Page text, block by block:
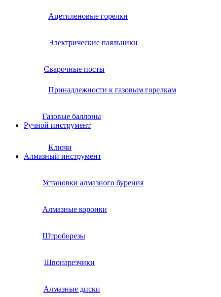
Ацетиленовые горелки
Электрические паяльники
Сварочные посты
Принадлежности к газовым горелкам
Газовые баллоны
Ручной инструмент
Ключи
Алмазный инструмент
Установки алмазного бурения
Алмазные коронки
Штроборезы
Швонарезчики
Алмазные диски